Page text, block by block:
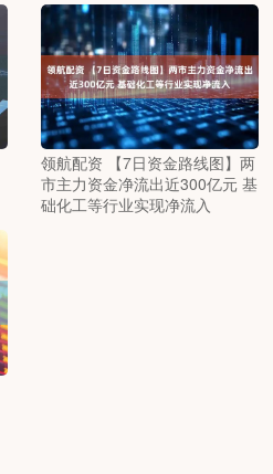
领航配资 【7日资金路线图】两
市主力资金净流出近300亿元 基
础化工等行业实现净流入